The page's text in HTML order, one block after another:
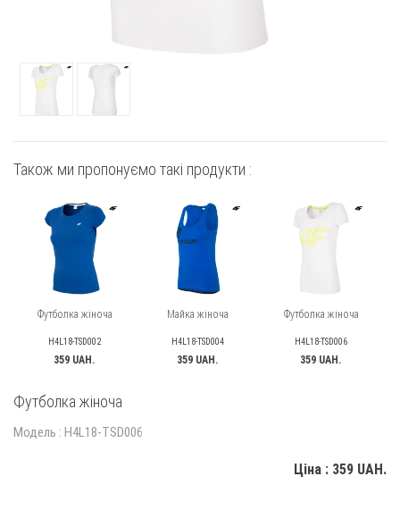
Також ми пропонуємо такі продукти :
Футболка жіноча
H4L18-TSD002
359 UAH.
Майка жіноча
H4L18-TSD004
359 UAH.
Футболка жіноча
H4L18-TSD006
359 UAH.
Футболка жіноча
Модель : H4L18-TSD006
Ціна : 359 UAH.